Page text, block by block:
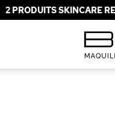
2 PRODUITS SKINCARE